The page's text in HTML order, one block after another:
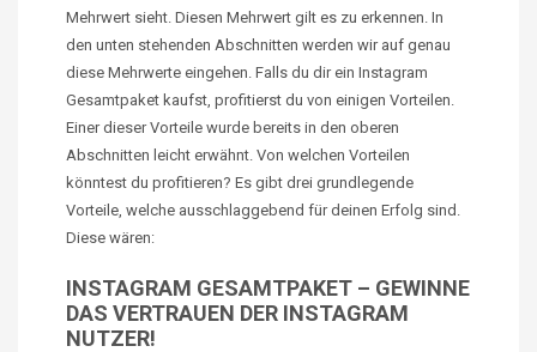
Mehrwert sieht. Diesen Mehrwert gilt es zu erkennen. In
den unten stehenden Abschnitten werden wir auf genau
diese Mehrwerte eingehen. Falls du dir ein Instagram
Gesamtpaket kaufst, profitierst du von einigen Vorteilen.
Einer dieser Vorteile wurde bereits in den oberen
Abschnitten leicht erwähnt. Von welchen Vorteilen
könntest du profitieren? Es gibt drei grundlegende
Vorteile, welche ausschlaggebend für deinen Erfolg sind.
Diese wären:
INSTAGRAM GESAMTPAKET – GEWINNE
DAS VERTRAUEN DER INSTAGRAM
NUTZER!